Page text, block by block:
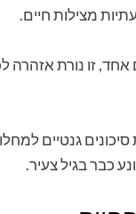
מצילות חיים.
זו נורת
גנטיים
כבר בגיל צעיר.